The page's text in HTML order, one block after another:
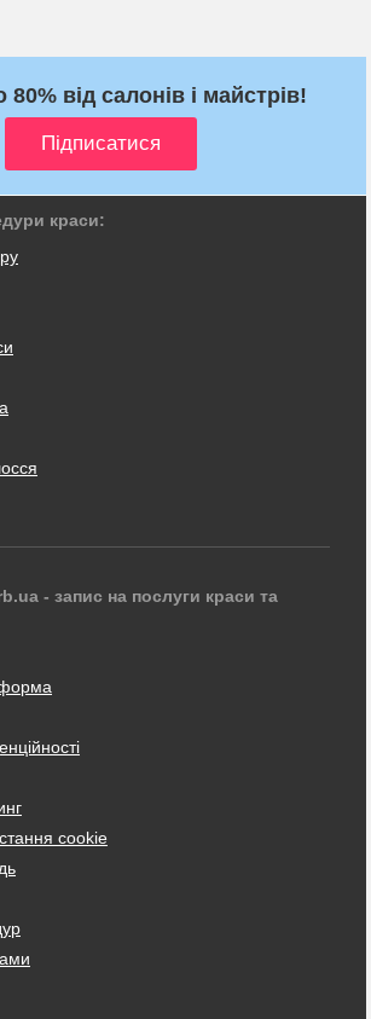
від салонів і майстрів!
краси:
- запис на послуги краси та
cookie